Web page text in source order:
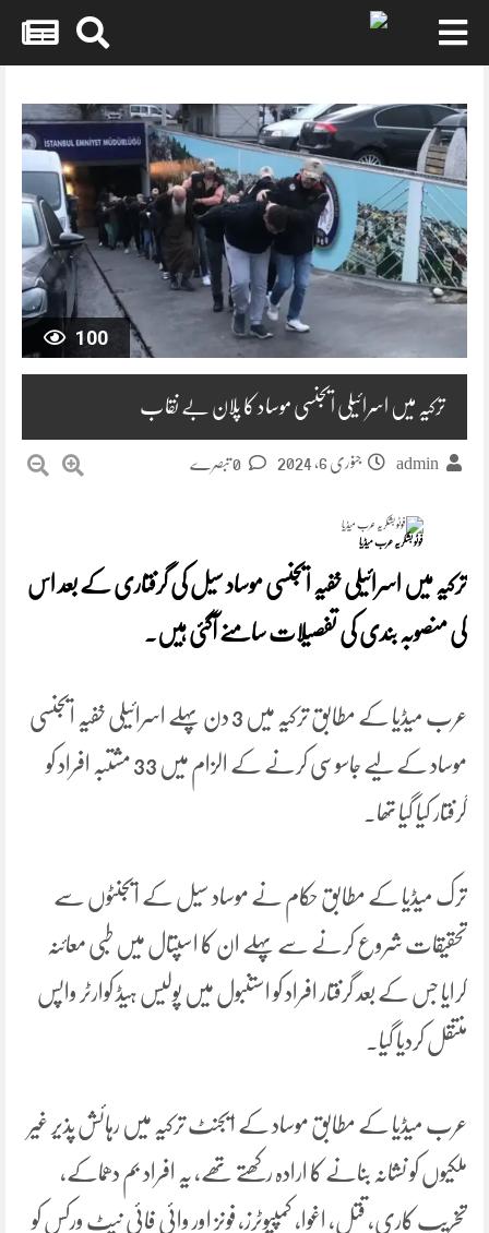
content
100
ترکیہ میں اسرائیلی ایجنسی موساد کا پلان بے نقاب
admin جنوری 6, 2024
فوٹو بشکریہ عرب میڈیا
ترکیہ میں اسرائیلی خفیہ ایجنسی موساد سیل کی گرفتاری کے بعد اس
کی منصوبہ بندی کی تفصیلات سامنے آگئی ہیں۔
عرب میڈیا کے مطابق ترکیہ میں 3 دن پہلے اسرائیلی خفیہ ایجنسی
موساد کے لیے جاسوسی کرنے کے الزام میں 33 مشتبہ افراد کو
گرفتار کیا گیا تھا۔
ترک میڈیا کے مطابق حکام نے موساد سیل کے ایجنٹوں سے
تحقیقات شروع کرنے سے پہلے ان کا اسپتال میں طبی معائنہ
کرایا جس کے بعد گرفتار افراد کو استنبول میں پولیس ہیڈ کوارٹر واپس
منتقل کردیا گیا۔
عرب میڈیا کے مطابق موساد کے ایجنٹ ترکیہ میں رہائش پذیر غیر
ملکیوں کو نشانہ بنانے کا ارادہ رکھتے تھے، یہ افراد بم دھماکے،
تخریب کاری، قتل، اغوا، کمپیوٹرز، فونز اور وائی فائی نیٹ ورکس کو